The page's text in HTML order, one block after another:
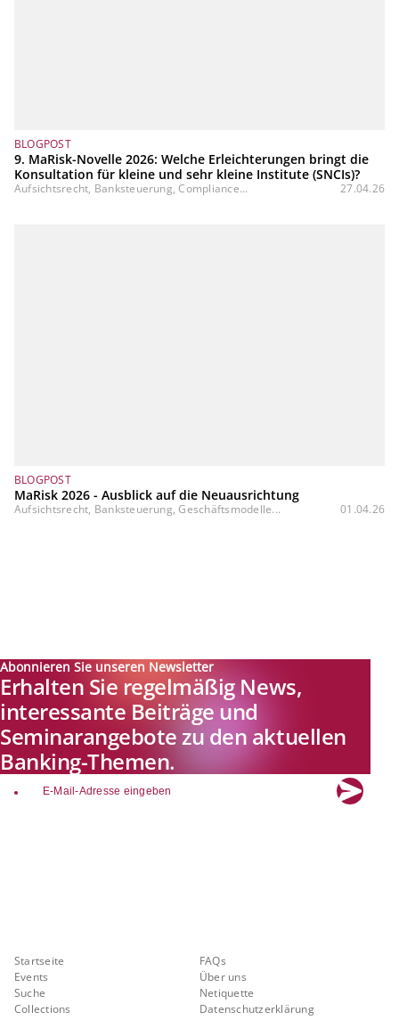
BLOGPOST
9. MaRisk-Novelle 2026: Welche Erleichterungen bringt die
Konsultation für kleine und sehr kleine Institute (SNCIs)?
Aufsichtsrecht, Banksteuerung, Compliance... 27.04.26
BLOGPOST
MaRisk 2026 - Ausblick auf die Neuausrichtung
Aufsichtsrecht, Banksteuerung, Geschäftsmodelle... 01.04.26
Abonnieren Sie unseren Newsletter
Erhalten Sie regelmäßig News,
interessante Beiträge und
Seminarangebote zu den aktuellen
Banking-Themen.
email
Startseite
Events
Suche
Collections
FAQs
Über uns
Netiquette
Datenschutzerklärung